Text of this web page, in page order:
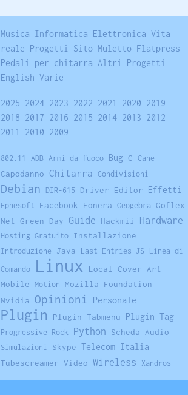
Musica Informatica Elettronica Vita
reale Progetti Sito Muletto Flatpress
Pedali per chitarra Altri Progetti
English Varie
2025 2024 2023 2022 2021 2020 2019
2018 2017 2016 2015 2014 2013 2012
2011
2010 2009
802.11 ADB Armi da fuoco Bug C Cane
Capodanno Chitarra Condivisioni
Debian DIR-615 Driver Editor Effetti
Ephesoft Facebook Fonera Geogebra Goflex
Net
Green Day Guide Hackmii Hardware
Hosting Gratuito Installazione
Introduzione Java Last Entries JS
Linea di
Comando
Linux
Local Cover Art
Mobile Motion Mozilla Foundation
Nvidia Opinioni Personale
Plugin Plugin Tabmenu Plugin Tag
Progressive Rock Python Scheda Audio
Simulazioni Skype Telecom Italia
Tubescreamer Video Wireless Xandros